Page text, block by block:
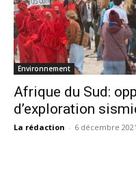
Environnement
Afrique du Sud:
d’exploration
La rédaction - 6 décembre 2021